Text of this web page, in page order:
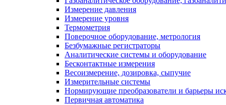
Измерение давления
Измерение уровня
Термометрия
Поверочное оборудование, метрология
Безбумажные регистраторы
Аналитические системы и оборудование
Бесконтактные измерения
Весоизмерение, дозировка, сыпучие
Измерительные системы
Нормирующие преобразователи и барьеры
Первичная автоматика